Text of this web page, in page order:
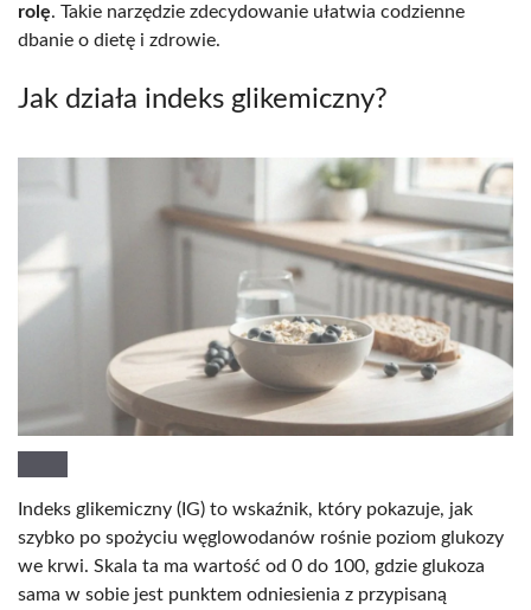
rolę. Takie narzędzie zdecydowanie ułatwia codzienne
dbanie o dietę i zdrowie.
Jak działa indeks glikemiczny?
Indeks glikemiczny (IG) to wskaźnik, który pokazuje, jak
szybko po spożyciu węglowodanów rośnie poziom glukozy
we krwi. Skala ta ma wartość od 0 do 100, gdzie glukoza
sama w sobie jest punktem odniesienia z przypisaną